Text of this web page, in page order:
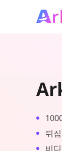
뒤
비